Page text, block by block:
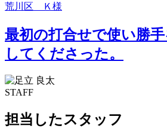
荒川区 Ｋ様
最初の打合せで使い勝
してくださった。
STAFF
担当したスタッフ